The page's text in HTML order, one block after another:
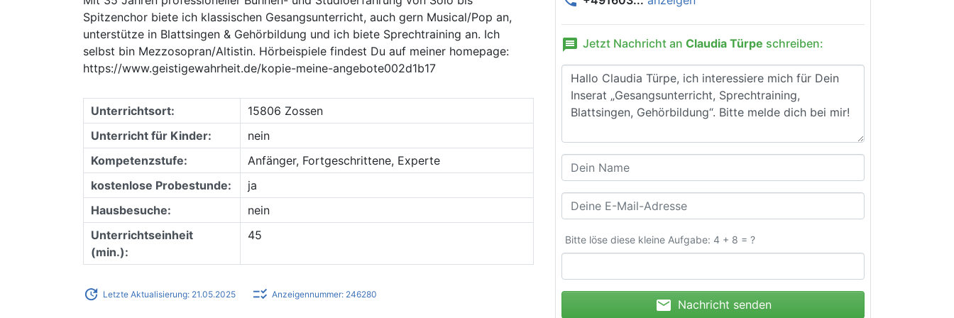
Spitzenchor biete ich klassischen Gesangsunterricht, auch gern Musical/Pop an,
unterstütze in Blattsingen & Gehörbildung und ich biete Sprechtraining an. Ich
selbst bin Mezzosopran/Altistin. Hörbeispiele findest Du auf meiner homepage:
https://www.geistigewahrheit.de/kopie-meine-angebote002d1b17
Unterrichtsort:
15806 Zossen
Unterricht für Kinder:
nein
Kompetenzstufe:
Anfänger, Fortgeschrittene, Experte
kostenlose Probestunde:
ja
Hausbesuche:
nein
Unterrichtseinheit
(min.):
45
update Letzte Aktualisierung: 21.05.2025 checklist_rtl Anzeigennummer: 246280
message Jetzt Nachricht an Claudia Türpe schreiben:
Bitte löse diese kleine Aufgabe: 4 + 8 = ?
mail Nachricht senden